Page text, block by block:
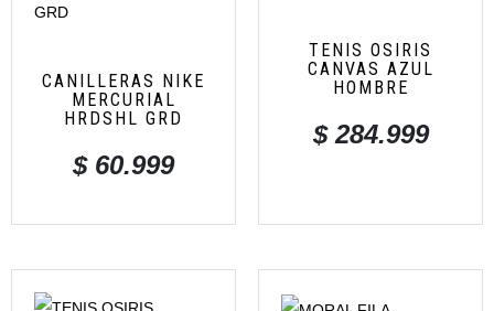
CANILLERAS NIKE
MERCURIAL
HRDSHL GRD
$60.999
TENIS OSIRIS
CANVAS AZUL
HOMBRE
$284.999